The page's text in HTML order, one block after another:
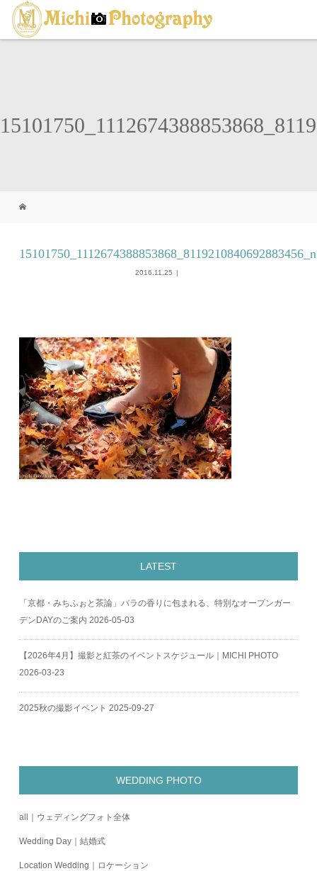
15101750_1112674388853868_8119210840692883456_n
2016.11.25
LATEST
「京都・みちふぉと茶論」バラの香りに包まれる、特別なオープンガー
デンDAYのご案内 2026-05-03
【2026年4月】撮影と紅茶のイベントスケジュール｜MICHI PHOTO
2026-03-23
2025秋の撮影イベント 2025-09-27
WEDDING PHOTO
all｜ウェディングフォト全体
Wedding Day｜結婚式
Location Wedding｜ロケーション